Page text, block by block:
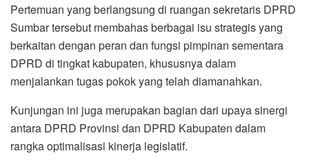
Pertemuan yang berlangsung di ruangan sekretaris DPRD
Sumbar tersebut membahas berbagai isu strategis yang
berkaitan dengan peran dan fungsi pimpinan sementara
DPRD di tingkat kabupaten, khususnya dalam
menjalankan tugas pokok yang telah diamanahkan.
Kunjungan ini juga merupakan bagian dari upaya sinergi
antara DPRD Provinsi dan DPRD Kabupaten dalam
rangka optimalisasi kinerja legislatif.